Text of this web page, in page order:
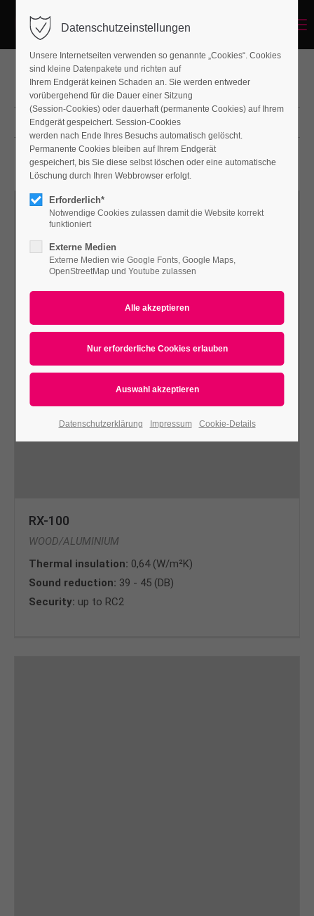
WINDOWS
DOORS
RX-100
WOOD/ALUMINIUM
Thermal insulation: 0,64 (W/m²K)
Sound reduction: 39 - 45 (DB)
Security: up to RC2
Datenschutzeinstellungen
Unsere Internetseiten verwenden so genannte „Cookies“. Cookies
sind kleine Datenpakete und richten auf
Ihrem Endgerät keinen Schaden an. Sie werden entweder
vorübergehend für die Dauer einer Sitzung
(Session-Cookies) oder dauerhaft (permanente Cookies) auf Ihrem
Endgerät gespeichert. Session-Cookies
werden nach Ende Ihres Besuchs automatisch gelöscht.
Permanente Cookies bleiben auf Ihrem Endgerät
gespeichert, bis Sie diese selbst löschen oder eine automatische
Löschung durch Ihren Webbrowser erfolgt.
Erforderlich*
Notwendige Cookies zulassen damit die Website korrekt
funktioniert
Externe Medien
Externe Medien wie Google Fonts, Google Maps,
OpenStreetMap und Youtube zulassen
Datenschutzerklärung Impressum Cookie-Details